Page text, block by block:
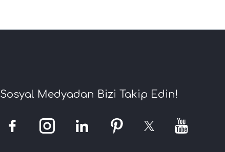
Sosyal Medyadan Bizi Takip Edin!